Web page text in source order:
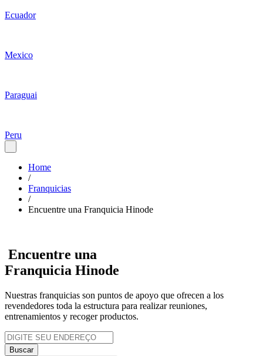
Ecuador
Mexico
Paraguai
Peru
Home
/
Franquicias
/
Encuentre una Franquicia Hinode
Encuentre una
Franquicia Hinode
Nuestras franquicias son puntos de apoyo que ofrecen a los
revendedores toda la estructura para realizar reuniones,
entrenamientos y recoger productos.
Buscar